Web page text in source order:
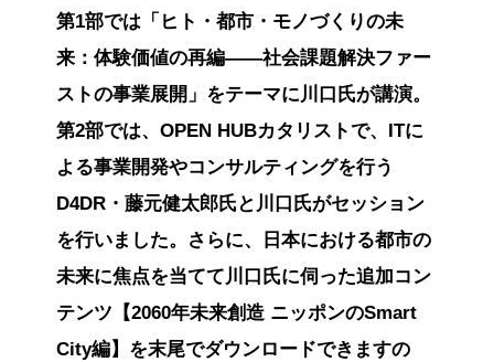
第1部では「ヒト・都市・モノづくりの未
来：体験価値の再編——社会課題解決ファー
ストの事業展開」をテーマに川口氏が講演。
第2部では、OPEN HUBカタリストで、ITに
よる事業開発やコンサルティングを行う
D4DR・藤元健太郎氏と川口氏がセッション
を行いました。さらに、日本における都市の
未来に焦点を当てて川口氏に伺った追加コン
テンツ【2060年未来創造 ニッポンのSmart
City編】を末尾でダウンロードできますの